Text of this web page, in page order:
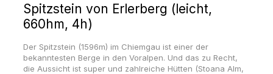
Spitzstein von Erlerberg (leicht,
660hm, 4h)
Der Spitzstein (1596m) im Chiemgau ist einer der
bekanntesten Berge in den Voralpen. Und das zu Recht,
die Aussicht ist super und zahlreiche Hütten (Stoana Alm,